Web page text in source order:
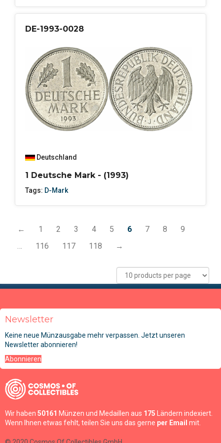
DE-1993-0028
Deutschland
1 Deutsche Mark - (1993)
Tags: D-Mark
← 1 2 3 4 5 6 7 8
9
116 117 118 →
Newsletter
Keine neue Münzausgabe mehr verpassen. Jetzt unseren
Newsletter abonnieren!
Abonnieren
Wir haben 50161 Münzen und Medaillen aus 175 Ländern indexiert.
Wenn Ihnen etwas fehlt, teilen Sie uns das gerne per Email mit.